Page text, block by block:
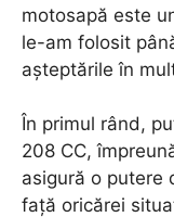
motosapă este
le-am folosit
așteptările în
În primul rând,
208 CC,
asigură o putere
față oricărei